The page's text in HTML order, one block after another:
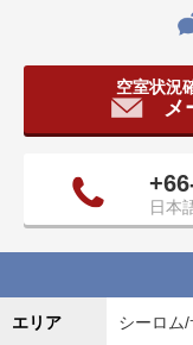
し
空室状況
メ
日本
エリア シーロム